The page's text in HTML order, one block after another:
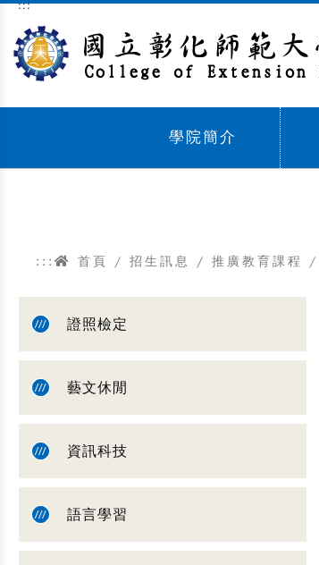
跳到主要內容區塊
:::
學院簡介
::: 首頁 / 招生訊息 / 推廣教育課程 /
證照檢定
藝文休閒
資訊科技
語言學習